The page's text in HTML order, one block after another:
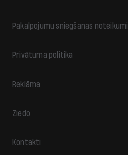
Pakalpojumu sniegšanas noteikumi
Privātuma politika
Reklāma
Ziedo
Kontakti